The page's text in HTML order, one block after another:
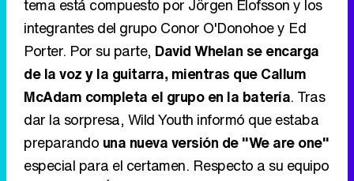
dar la sorpresa, Wild Youth informó que estaba
preparandouna nueva versión de "We are one"
especial para el certamen. Respecto a su equipo
creativo, RTÉ anunció que Ian Banham iba a ser
el coreógrafo y director creativo de la actuación.
9Noruega: Alessandra - "Queen of
Kings"